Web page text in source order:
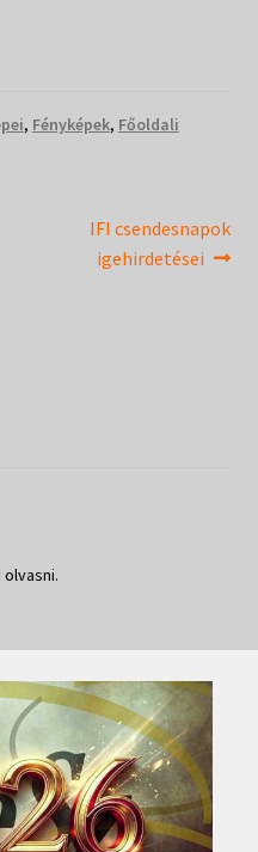
, Fényképek, Főoldali
Next
post:
IFI csendesnapok
igehirdetései